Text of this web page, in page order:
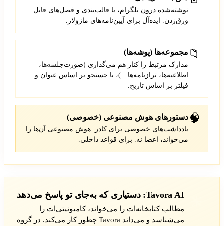
نوشته‌شده درون تلگرام، با قالب‌بندی و فصل‌های قابل
ورق‌زدن. ایده‌آل برای آیین‌نامه‌های ماژولار.
📁مجموعه‌ها (پوشه‌ها)
مدارک مرتبط را کنار هم می‌گذاری (صورت‌جلسه‌ها،
اطلاعیه‌ها، ترازنامه‌ها…)، با جستجو بر اساس عنوان و
فیلتر بر اساس تاریخ.
🧠دستورهای هوش مصنوعی (خصوصی)
یادداشت‌های خصوصی برای کادر: هوش مصنوعی آن‌ها را
می‌خواند، اعضا نه. برای قواعد داخلی.
Tavora AI: دستیاری که به‌جای تو پاسخ می‌دهد
مطالب کتابخانه‌ات را می‌خواند، کامیونیتی‌ات را
می‌شناسد و می‌داند Tavora چطور کار می‌کند. در گروه